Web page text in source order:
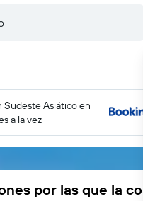
Sudeste Asiático en
a la vez
por las que la